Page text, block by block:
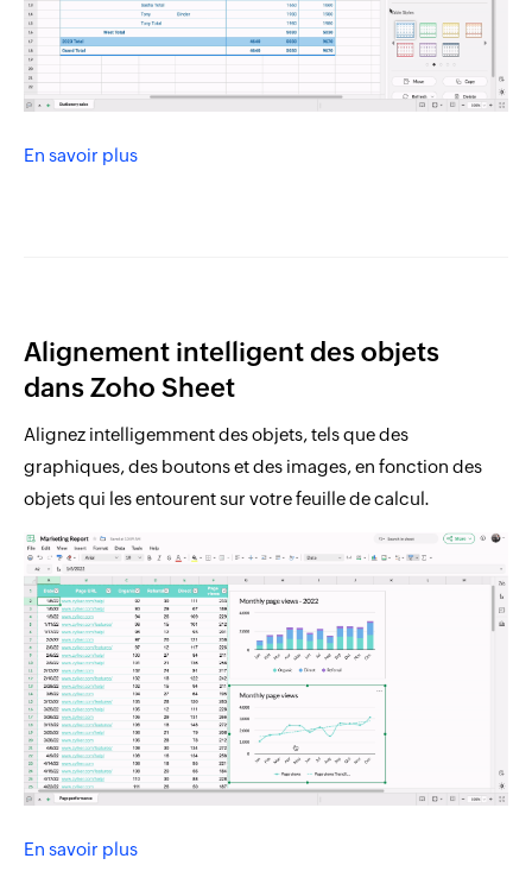
En savoir plus
Alignement intelligent des objets
dans Zoho Sheet
Alignez intelligemment des objets, tels que des
graphiques, des boutons et des images, en fonction des
objets qui les entourent sur votre feuille de calcul.
En savoir plus